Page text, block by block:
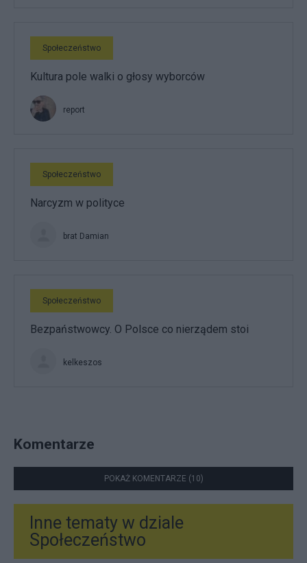
Społeczeństwo
Kultura pole walki o głosy wyborców
report
Społeczeństwo
Narcyzm w polityce
brat Damian
Społeczeństwo
Bezpaństwowcy. O Polsce co nierządem stoi
kelkeszos
Komentarze
POKAŻ KOMENTARZE (10)
Inne tematy w dziale
Społeczeństwo